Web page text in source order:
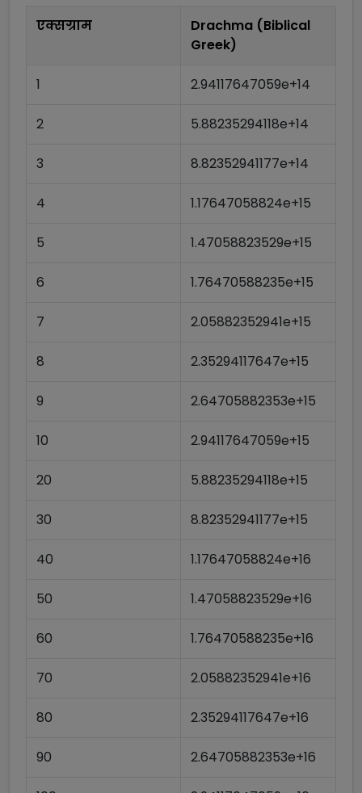
एक्सग्राम
Drachma (Biblical
Greek)
1 2.94117647059e+14
2 5.88235294118e+14
3 8.82352941177e+14
4 1.17647058824e+15
5 1.47058823529e+15
6 1.76470588235e+15
7 2.05882352941e+15
8 2.35294117647e+15
9 2.64705882353e+15
10 2.94117647059e+15
20 5.88235294118e+15
30 8.82352941177e+15
40 1.17647058824e+16
50 1.47058823529e+16
60 1.76470588235e+16
70 2.05882352941e+16
80 2.35294117647e+16
90 2.64705882353e+16